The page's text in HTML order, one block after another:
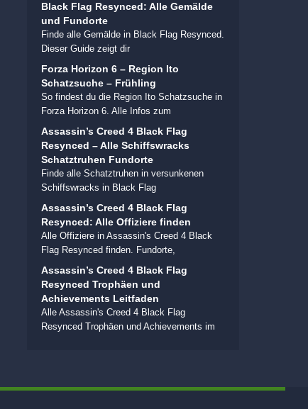
Black Flag Resynced: Alle Gemälde
und Fundorte
Finde alle Gemälde in Black Flag Resynced.
Dieser Guide zeigt dir
Forza Horizon 6 – Region Ito
Schatzsuche – Frühling
So findest du die Region Ito Schatzsuche in
Forza Horizon 6. Alle Infos zum
Assassin’s Creed 4 Black Flag
Resynced – Alle Schiffswracks
Schatztruhen Fundorte
Finde alle Schatztruhen in versunkenen
Schiffswracks in Black Flag
Assassin’s Creed 4 Black Flag
Resynced: Alle Offiziere finden
Alle Offiziere in Assassin's Creed 4 Black
Flag Resynced finden. Fundorte,
Assassin’s Creed 4 Black Flag
Resynced Trophäen und
Achievements Leitfaden
Alle Assassin's Creed 4 Black Flag
Resynced Trophäen und Achievements im